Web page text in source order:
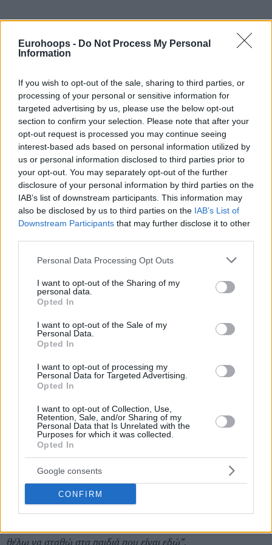
Eurohoops - Do Not Process My Personal
Information
If you wish to opt-out of the sale, sharing to third parties, or
processing of your personal or sensitive information for
targeted advertising by us, please use the below opt-out
section to confirm your selection. Please note that after your
opt-out request is processed you may continue seeing
interest-based ads based on personal information utilized by
us or personal information disclosed to third parties prior to
your opt-out. You may separately opt-out of the further
disclosure of your personal information by third parties on the
IAB’s list of downstream participants. This information may
also be disclosed by us to third parties on the IAB’s List of
Downstream Participants that may further disclose it to other
Please note that this website/app uses one or more Google
not limited to your visit or usage behaviour. You may click to
grant or deny consent to Google and its third-party tags to
use your data for below specified purposes in below Google
consent section.
Personal Data Processing Opt Outs
I want to opt-out of the Sharing of my
personal data.
Opted In
I want to opt-out of the Sale of my
Personal Data.
Opted In
I want to opt-out of processing my
Personal Data for Targeted Advertising.
Opted In
I want to opt-out of Collection, Use,
Retention, Sale, and/or Sharing of my
Personal Data that Is Unrelated with the
Purposes for which it was collected.
Opted In
Google consents
CONFIRM
“Έχουμε πάρα πολύ δρόμο να καλύψουμε και τίποτα δεν
είναι εύκολο από εδώ και πέρα”
Ο 36χρονος“Παπ”έδωσε για πέμπτη φορά το “παρών” σε
έξι παιχνίδια για τα προκριματικά της τελικής φάσης, την
ώρα που άλλοι πήραν ξανά απουσία για πολλούς και
διάφορους λόγους.
“Δε θα ήθελα να μπω σε αυτή τη διαδικασία για το λόγο ότι ο
καθένας παίρνει τις αποφάσεις για τον εαυτό του, κάνει αυτό
που νομίζει ότι είναι καλύτερο για τον ίδιο. Δε μπορώ εγώ
ούτε να απαιτήσω, ούτε να θέλω, ούτε η Εθνική Ομάδα να
περιμένει απ’ όλους να σκέφτονται όπως εγώ. Ο κάθε
θέλω να σταθώ στα παιδιά που είναι εδώ”.